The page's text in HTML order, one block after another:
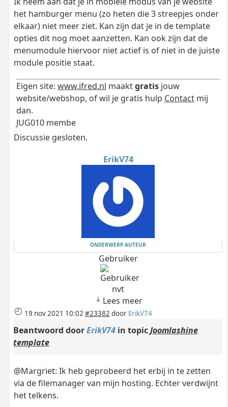
het hamburger menu (zo heten die 3 streepjes onder
elkaar) niet meer ziet. Kan zijn dat je in de template
opties dit nog moet aanzetten. Kan ook zijn dat de
menumodule hiervoor niet actief is of niet in de juiste
module positie staat.
Eigen site: www.ifred.nl maaktgratisjouw
website/webshop, of wil je gratis hulp Contactmij
dan.
JUG010 membe
Discussie gesloten.
ErikV74
ONDERWERP AUTEUR
Gebruiker
nvt
Lees meer
19 nov 2021 10:02 #23382 door ErikV74
Beantwoord doorErikV74in topicJoomlashine
template
@Margriet: Ik heb geprobeerd het erbij in te zetten
via de filemanager van mijn hosting. Echter verdwijnt
het telkens.